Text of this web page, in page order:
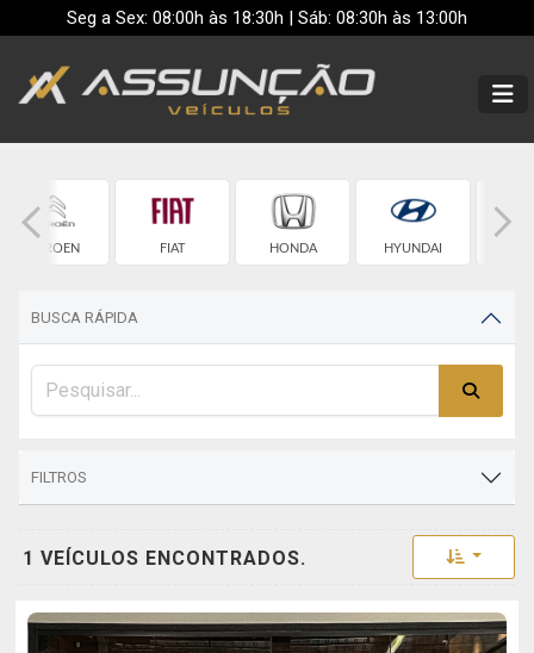
Seg a Sex: 08:00h às 18:30h | Sáb: 08:30h às 13:00h
CITROEN FIAT HONDA HYUNDAI
BUSCA RÁPIDA
FILTROS
1 VEÍCULOS ENCONTRADOS. Toggle